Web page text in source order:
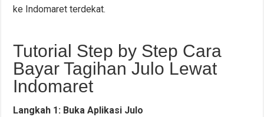
ke Indomaret terdekat.
Tutorial Step by Step Cara
Bayar Tagihan Julo Lewat
Indomaret
Langkah 1: Buka Aplikasi Julo